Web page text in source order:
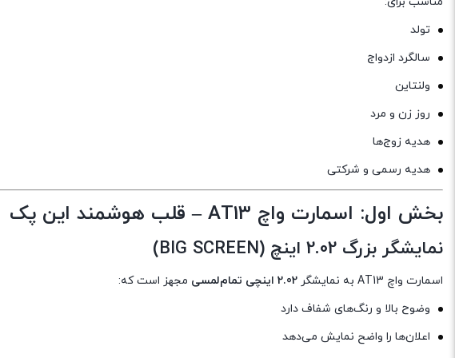
تولد
سالگرد ازدواج
ولنتاین
روز زن و مرد
هدیه زوج‌ها
هدیه رسمی و شرکتی
بخش اول: اسمارت واچ AT13 – قلب هوشمند این پک
نمایشگر بزرگ 2.02 اینچ (BIG SCREEN)
اسمارت واچ AT13 به نمایشگر 2.02 اینچی تمام‌لمسی
مجهز است که:
وضوح بالا و رنگ‌های شفاف دارد
اعلان‌ها را واضح نمایش می‌دهد